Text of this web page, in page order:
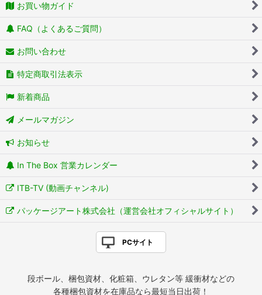
お買い物ガイド
FAQ（よくあるご質問）
お問い合わせ
特定商取引法表示
新着商品
メールマガジン
お知らせ
In The Box 営業カレンダー
ITB-TV (動画チャンネル)
パッケージアート株式会社（運営会社オフィシャルサイト）
PCサイト
段ボール、梱包資材、化粧箱、ウレタン等 緩衝材などの
各種梱包資材を在庫品なら最短当日出荷！